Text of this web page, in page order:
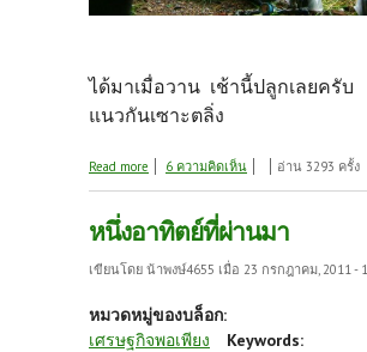
ได้มาเมื่อวาน เช้านี้ปลูกเลยครับ
แนวกันเซาะตลิ่ง
Read more about การบ้านใหม่มาแล้ว
6 ความคิดเห็น อ่าน 3293 ครั้ง
หนึ่งอาทิตย์ที่ผ่านมา
เขียนโดย น้าพงษ์4655 เมื่อ 23 กรกฎาคม, 2011 -
หมวดหมู่ของบล็อก:
เศรษฐกิจพอเพียง
Keywords: